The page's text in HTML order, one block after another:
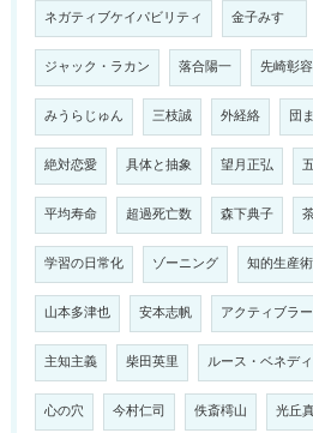
ネガティブケイパビリティ 金子みすゞ
ジャック・ラカン 落合陽一 先崎彰容
みうらじゅん 三枝誠 外経絡 団
絶対恋愛 具体と抽象 望月正弘
平均寿命 超過死亡数 森下典子
学習の日常化 ゾーニング 知的生産術
山本多津也 安本志帆 アクティブラ
主知主義 柴田英里 ルース・ベネデ
心の穴 今村仁司 佚斎樗山 光丘